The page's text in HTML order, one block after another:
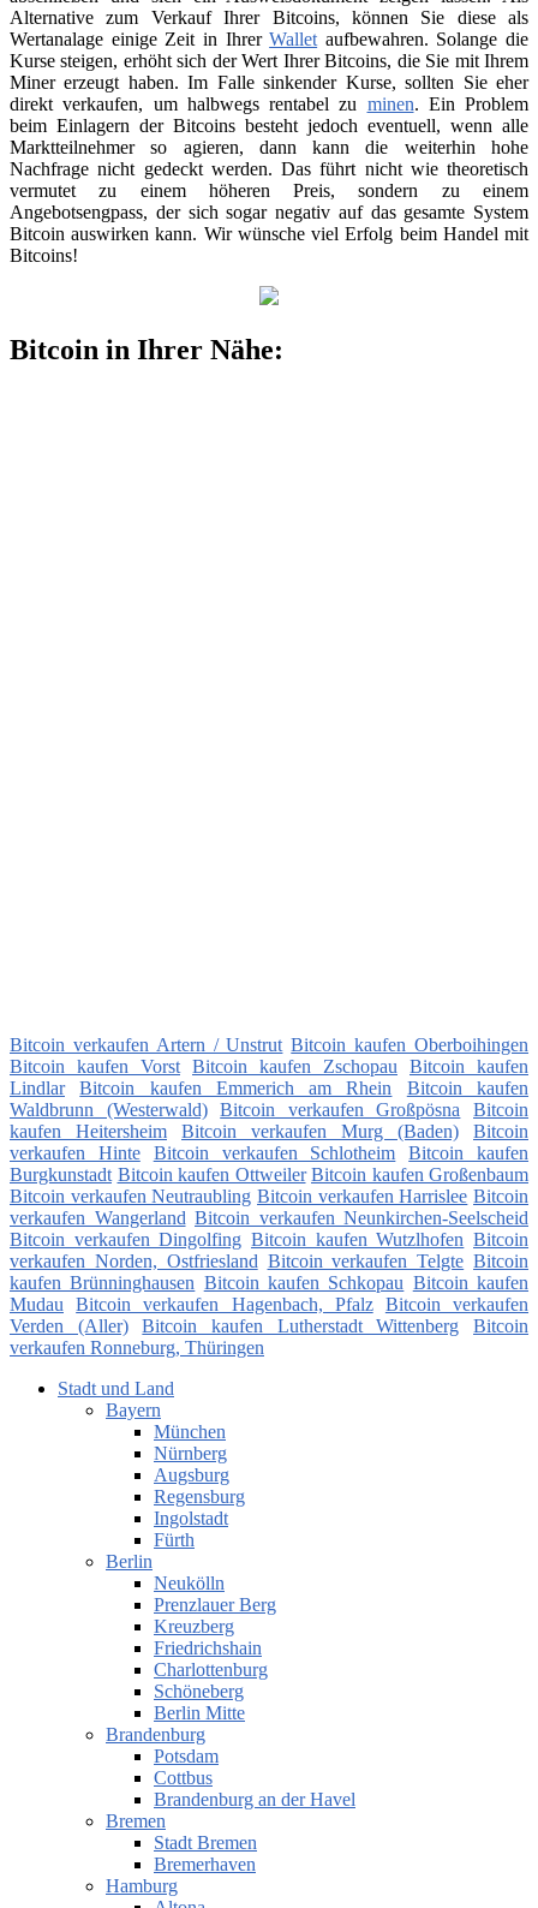
Alternative zum Verkauf Ihrer Bitcoins, können Sie diese als
Wertanalage einige Zeit in IhrerWallet aufbewahren. Solange die
Kurse steigen, erhöht sich der Wert Ihrer Bitcoins, die Sie mit Ihrem
Miner erzeugt haben. Im Falle sinkender Kurse, sollten Sie eher
direkt verkaufen, um halbwegs rentabel zu minen. Ein Problem
beim Einlagern der Bitcoins besteht jedoch eventuell, wenn alle
Marktteilnehmer so agieren, dann kann die weiterhin hohe
Nachfrage nicht gedeckt werden. Das führt nicht wie theoretisch
vermutet zu einem höheren Preis, sondern zu einem
Angebotsengpass, der sich sogar negativ auf das gesamte System
Bitcoin auswirken kann. Wir wünsche viel Erfolg beim Handel mit
Bitcoins!
Bitcoin in Ihrer Nähe:
Bitcoin verkaufen Artern / Unstrut Bitcoin kaufen Oberboihingen
Bitcoin kaufen Vorst Bitcoin kaufen Zschopau
Bitcoin kaufen
Lindlar
Bitcoin kaufen Emmerich am Rhein
Bitcoin kaufen
Waldbrunn (Westerwald)
Bitcoin verkaufen Großpösna
Bitcoin
kaufen Heitersheim
Bitcoin verkaufen Murg (Baden)
Bitcoin
verkaufen Hinte
Bitcoin verkaufen Schlotheim
Bitcoin kaufen
Burgkunstadt Bitcoin kaufen Ottweiler Bitcoin kaufen Großenbaum
Bitcoin verkaufen Neutraubling Bitcoin verkaufen Harrislee Bitcoin
verkaufen Wangerland Bitcoin verkaufen Neunkirchen-Seelscheid
Bitcoin verkaufen Dingolfing Bitcoin kaufen Wutzlhofen Bitcoin
verkaufen Norden, Ostfriesland Bitcoin verkaufen Telgte Bitcoin
kaufen Brünninghausen Bitcoin kaufen Schkopau Bitcoin kaufen
Mudau
Bitcoin verkaufen Hagenbach, Pfalz
Bitcoin verkaufen
Verden (Aller)
Bitcoin kaufen Lutherstadt Wittenberg
Bitcoin
verkaufen Ronneburg, Thüringen
Stadt und Land
Bayern
München
Nürnberg
Augsburg
Regensburg
Ingolstadt
Fürth
Berlin
Neukölln
Prenzlauer Berg
Kreuzberg
Friedrichshain
Charlottenburg
Schöneberg
Berlin Mitte
Brandenburg
Potsdam
Cottbus
Brandenburg an der Havel
Bremen
Stadt Bremen
Bremerhaven
Hamburg